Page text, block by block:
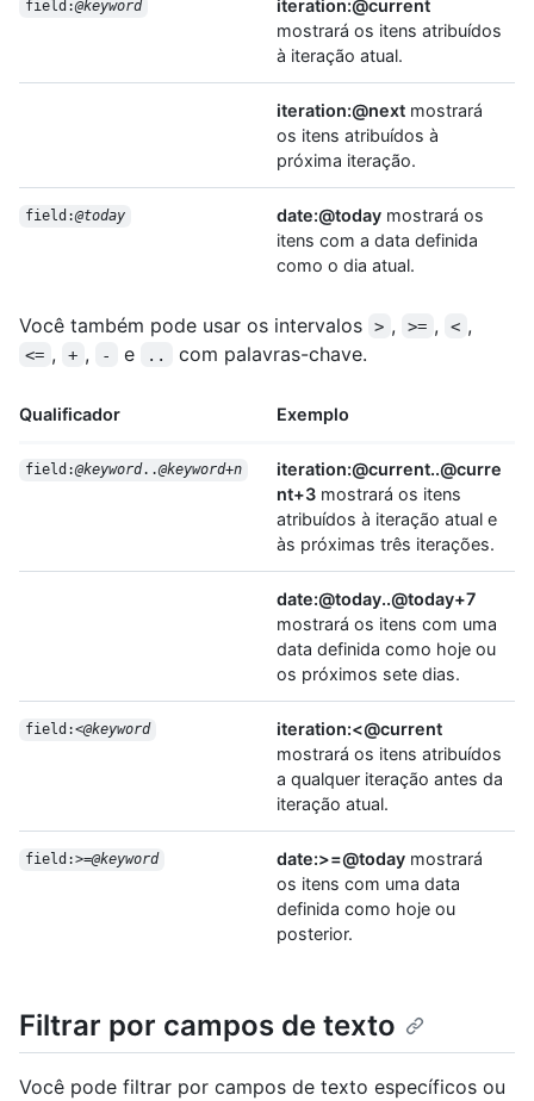
field:@keyword
iteration:@current
mostrará os itens atribuídos
à iteração atual.
iteration:@next mostrará
os itens atribuídos à
próxima iteração.
field:@today date:@today mostrará os
itens com a data definida
como o dia atual.
Você também pode usar os intervalos > , >= , < ,
<= , + , - e .. com palavras-chave.
Qualificador Exemplo
field:@keyword..@keyword+n
iteration:@current..@curre
nt+3 mostrará os itens
atribuídos à iteração atual e
às próximas três iterações.
date:@today..@today+7
mostrará os itens com uma
data definida como hoje ou
os próximos sete dias.
field:<@keyword
iteration:<@current
mostrará os itens atribuídos
a qualquer iteração antes da
iteração atual.
field:>=@keyword date:>=@today mostrará
os itens com uma data
definida como hoje ou
posterior.
Filtrar por campos de texto
Você pode filtrar por campos de texto específicos ou